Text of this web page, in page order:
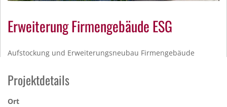
Erweiterung Firmengebäude ESG
Aufstockung und Erweiterungsneubau Firmengebäude
Projektdetails
Ort